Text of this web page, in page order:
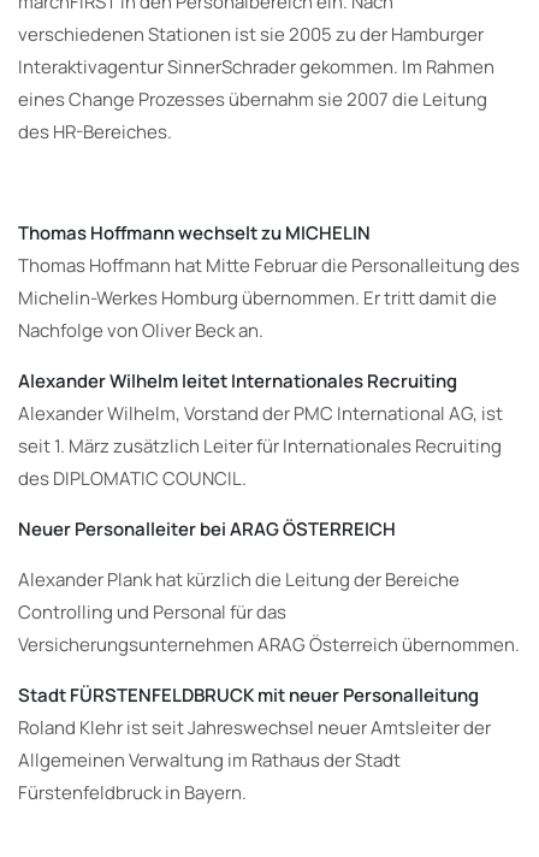
verschiedenen Stationen ist sie 2005 zu der Hamburger
Interaktivagentur SinnerSchrader gekommen. Im Rahmen
eines Change Prozesses übernahm sie 2007 die Leitung
des HR-Bereiches.
Thomas Hoffmann wechselt zu MICHELIN
Thomas Hoffmann hat Mitte Februar die Personalleitung des
Michelin-Werkes Homburg übernommen. Er tritt damit die
Nachfolge von Oliver Beck an.
Alexander Wilhelm leitet Internationales Recruiting
Alexander Wilhelm, Vorstand der PMC International AG, ist
seit 1. März zusätzlich Leiter für Internationales Recruiting
des DIPLOMATIC COUNCIL.
Neuer Personalleiter bei ARAG ÖSTERREICH
Alexander Plank hat kürzlich die Leitung der Bereiche
Controlling und Personal für das
Versicherungsunternehmen ARAG Österreich übernommen.
Stadt FÜRSTENFELDBRUCK mit neuer Personalleitung
Roland Klehr ist seit Jahreswechsel neuer Amtsleiter der
Allgemeinen Verwaltung im Rathaus der Stadt
Fürstenfeldbruck in Bayern.